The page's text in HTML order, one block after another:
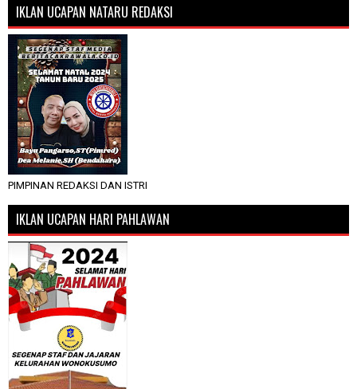
IKLAN UCAPAN NATARU REDAKSI
PIMPINAN REDAKSI DAN ISTRI
IKLAN UCAPAN HARI PAHLAWAN